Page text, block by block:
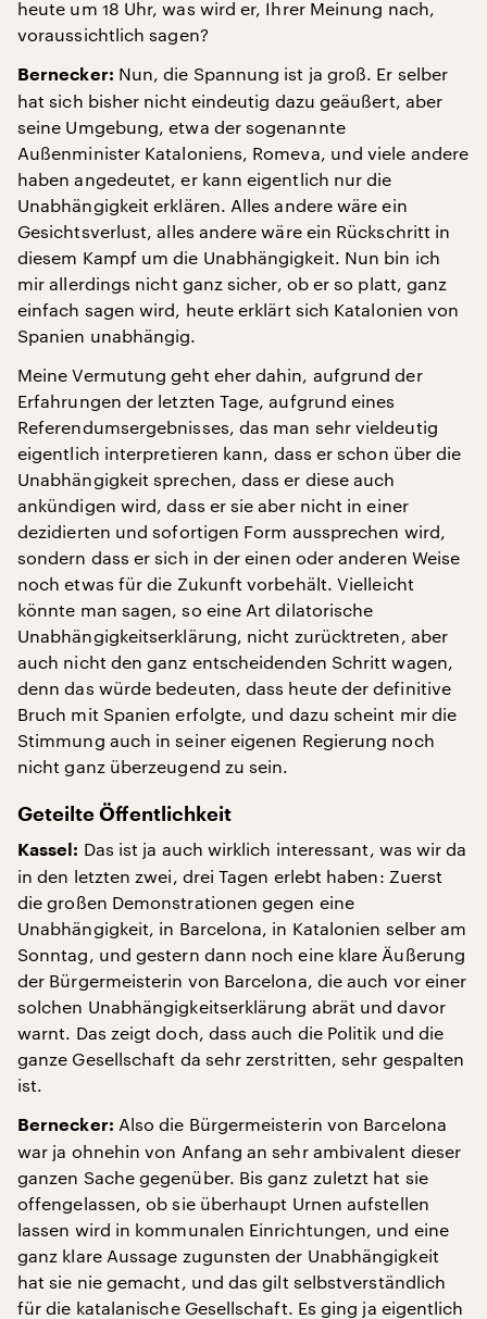
heute um 18 Uhr, was wird er, Ihrer Meinung nach,
voraussichtlich sagen?
Bernecker: Nun, die Spannung ist ja groß. Er selber
hat sich bisher nicht eindeutig dazu geäußert, aber
seine Umgebung, etwa der sogenannte
Außenminister Kataloniens, Romeva, und viele andere
haben angedeutet, er kann eigentlich nur die
Unabhängigkeit erklären. Alles andere wäre ein
Gesichtsverlust, alles andere wäre ein Rückschritt in
diesem Kampf um die Unabhängigkeit. Nun bin ich
mir allerdings nicht ganz sicher, ob er so platt, ganz
einfach sagen wird, heute erklärt sich Katalonien von
Spanien unabhängig.
Meine Vermutung geht eher dahin, aufgrund der
Erfahrungen der letzten Tage, aufgrund eines
Referendumsergebnisses, das man sehr vieldeutig
eigentlich interpretieren kann, dass er schon über die
Unabhängigkeit sprechen, dass er diese auch
ankündigen wird, dass er sie aber nicht in einer
dezidierten und sofortigen Form aussprechen wird,
sondern dass er sich in der einen oder anderen Weise
noch etwas für die Zukunft vorbehält. Vielleicht
könnte man sagen, so eine Art dilatorische
Unabhängigkeitserklärung, nicht zurücktreten, aber
auch nicht den ganz entscheidenden Schritt wagen,
denn das würde bedeuten, dass heute der definitive
Bruch mit Spanien erfolgte, und dazu scheint mir die
Stimmung auch in seiner eigenen Regierung noch
nicht ganz überzeugend zu sein.
Geteilte Öffentlichkeit
Kassel: Das ist ja auch wirklich interessant, was wir da
in den letzten zwei, drei Tagen erlebt haben: Zuerst
die großen Demonstrationen gegen eine
Unabhängigkeit, in Barcelona, in Katalonien selber am
Sonntag, und gestern dann noch eine klare Äußerung
der Bürgermeisterin von Barcelona, die auch vor einer
solchen Unabhängigkeitserklärung abrät und davor
warnt. Das zeigt doch, dass auch die Politik und die
ganze Gesellschaft da sehr zerstritten, sehr gespalten
ist.
Bernecker: Also die Bürgermeisterin von Barcelona
war ja ohnehin von Anfang an sehr ambivalent dieser
ganzen Sache gegenüber. Bis ganz zuletzt hat sie
offengelassen, ob sie überhaupt Urnen aufstellen
lassen wird in kommunalen Einrichtungen, und eine
ganz klare Aussage zugunsten der Unabhängigkeit
hat sie nie gemacht, und das gilt selbstverständlich
für die katalanische Gesellschaft. Es ging ja eigentlich